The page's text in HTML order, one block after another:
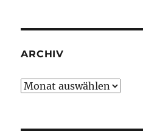
ARCHIV
Archiv